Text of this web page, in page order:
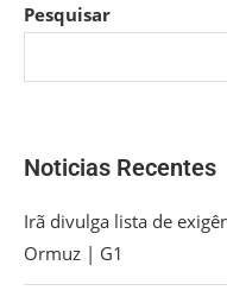
Pesquisar
Noticias Recentes
Irã divulga lista de
Ormuz | G1